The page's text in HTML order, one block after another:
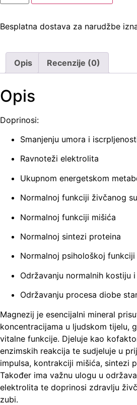
Besplatna dostava za narudžbe
Opis Recenzije (0)
Opis
Doprinosi:
Smanjenju umora i
Ravnoteži elektrolita
Ukupnom energetskom
Normalnoj funkciji živčanog
Normalnoj funkciji mišića
Normalnoj sintezi proteina
Normalnoj psihološkoj funkciji
Održavanju normalnih kostiju
Održavanju procesa diobe
Magnezij je esencijalni mineral
koncentracijama u ljudskom tijelu,
vitalne funkcije. Djeluje kao
enzimskih reakcija te sudjeluje u
impulsa, kontrakciji mišića, sintezi
Također ima važnu ulogu u
elektrolita te doprinosi zdravlju
zubi.